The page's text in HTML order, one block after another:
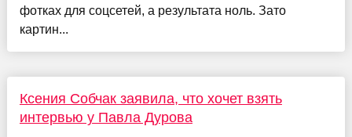
фотках для соцсетей, а результата ноль. Зато
картин...
Ксения Собчак заявила, что хочет взять
интервью у Павла Дурова